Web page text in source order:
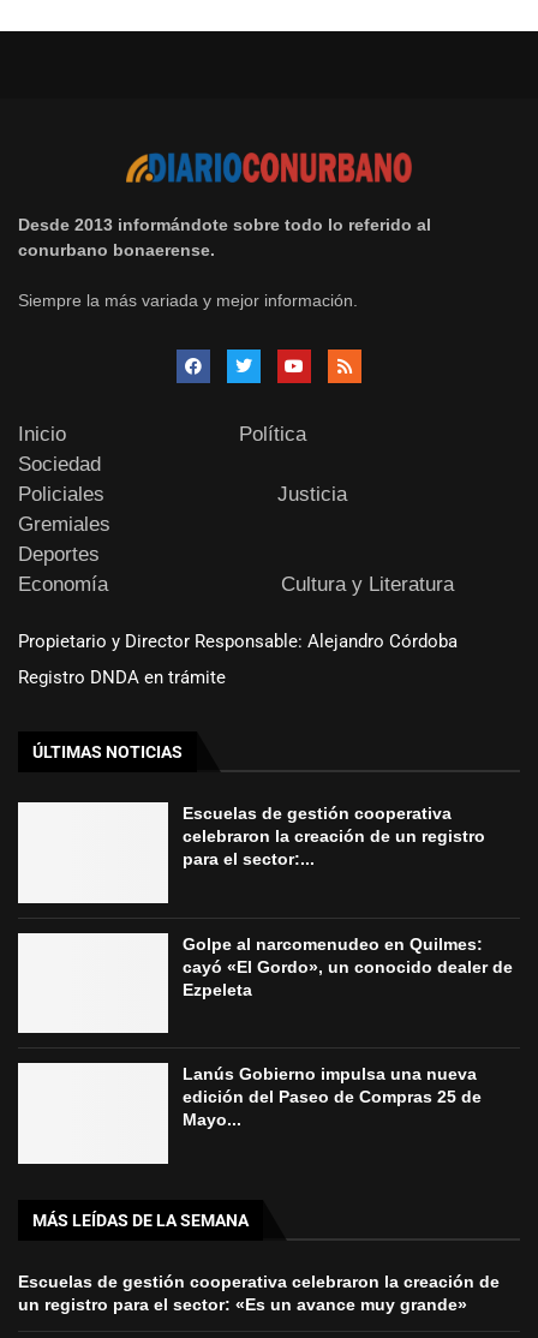
Desde 2013 informándote sobre todo lo referido al
conurbano bonaerense.
Siempre la más variada y mejor información.
Inicio
Política
Sociedad
Policiales
Justicia
Gremiales
Deportes
Economía
Cultura y Literatura
Propietario y Director Responsable: Alejandro Córdoba
Registro DNDA en trámite
ÚLTIMAS NOTICIAS
Escuelas de gestión cooperativa
celebraron la creación de un registro
para el sector:...
Golpe al narcomenudeo en Quilmes:
cayó «El Gordo», un conocido dealer de
Ezpeleta
Lanús Gobierno impulsa una nueva
edición del Paseo de Compras 25 de
Mayo...
MÁS LEÍDAS DE LA SEMANA
Escuelas de gestión cooperativa celebraron la creación de
un registro para el sector: «Es un avance muy grande»